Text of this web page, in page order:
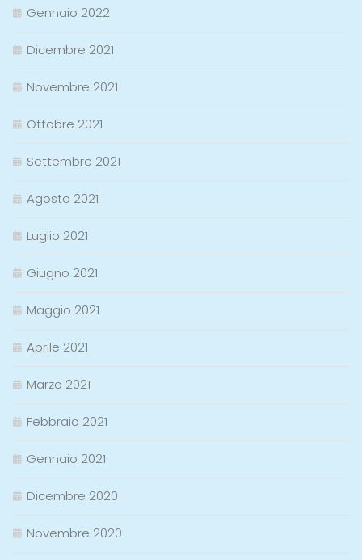
Gennaio 2022
Dicembre 2021
Novembre 2021
Ottobre 2021
Settembre 2021
Agosto 2021
Luglio 2021
Giugno 2021
Maggio 2021
Aprile 2021
Marzo 2021
Febbraio 2021
Gennaio 2021
Dicembre 2020
Novembre 2020